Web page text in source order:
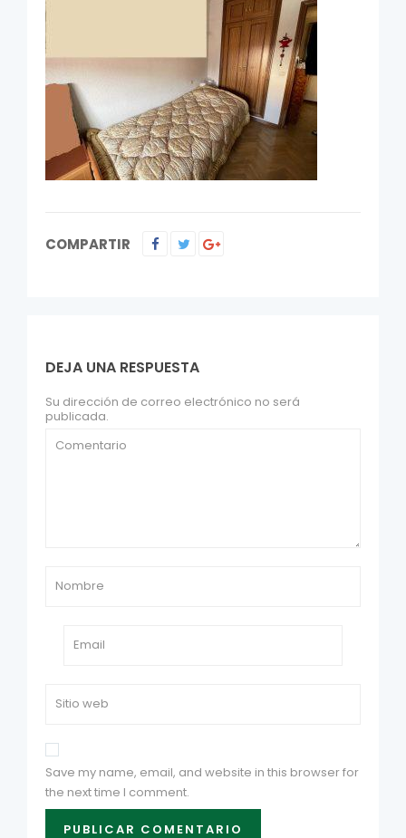
COMPARTIR
DEJA UNA RESPUESTA
Su dirección de correo electrónico no será
publicada.
Save my name, email, and website in this browser for
the next time I comment.